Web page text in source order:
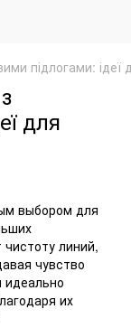
підлогами:
для
выбором для
линий,
чувство
идеально
их